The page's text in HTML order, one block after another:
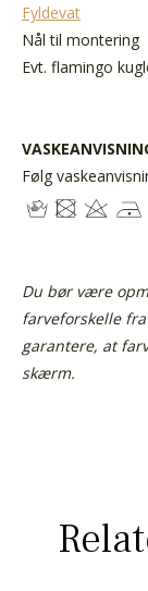
Fyldevat
Nål til montering
Evt. flamingo
Følg
Du bør være
farveforskelle
garantere, at
skærm.